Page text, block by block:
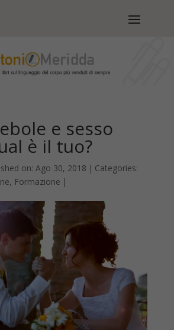
e sesso
è il tuo?
on: Ago 30, 2018 | Categories:
, Formazione |